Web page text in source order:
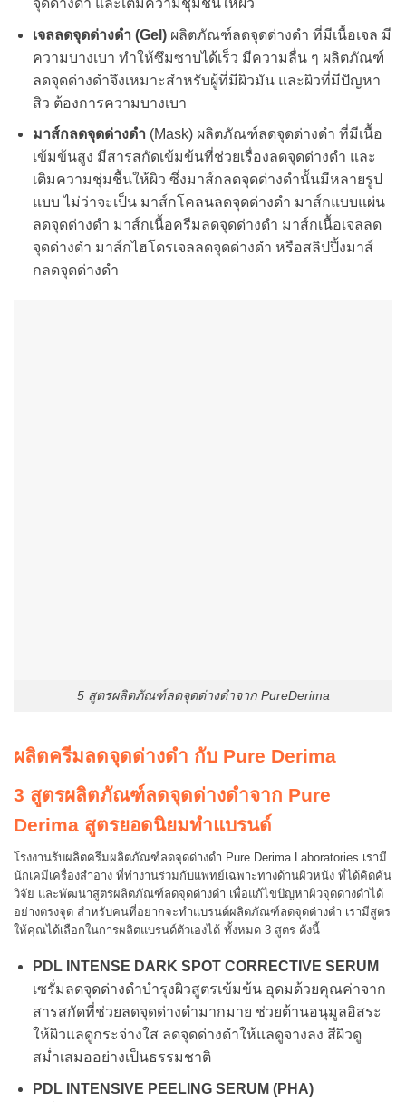
จุดด่างดำ และเติมความชุ่มชื้นให้ผิว
เจลลดจุดด่างดำ (Gel)ผลิตภัณฑ์ลดจุดด่างดำ ที่มีเนื้อเจล มี
ความบางเบา ทำให้ซึมซาบได้เร็ว มีความลื่น ๆ ผลิตภัณฑ์
ลดจุดด่างดำจึงเหมาะสำหรับผู้ที่มีผิวมัน และผิวที่มีปัญหา
สิว ต้องการความบางเบา
มาส์กลดจุดด่างดำ (Mask) ผลิตภัณฑ์ลดจุดด่างดำ ที่มีเนื้อ
เข้มข้นสูง มีสารสกัดเข้มข้นที่ช่วยเรื่องลดจุดด่างดำ และ
เติมความชุ่มชื้นให้ผิว ซึ่งมาส์กลดจุดด่างดำนั้นมีหลายรูป
แบบ ไม่ว่าจะเป็น มาส์กโคลนลดจุดด่างดำ มาส์กแบบแผ่น
ลดจุดด่างดำ มาส์กเนื้อครีมลดจุดด่างดำ มาส์กเนื้อเจลลด
จุดด่างดำ มาส์กไฮโดรเจลลดจุดด่างดำ หรือสลิปปิ้งมาส์
กลดจุดด่างดำ
5 สูตรผลิตภัณฑ์ลดจุดด่างดำจาก PureDerima
ผลิตครีมลดจุดด่างดำ กับ Pure Derima
3 สูตรผลิตภัณฑ์ลดจุดด่างดำจาก Pure
Derima สูตรยอดนิยมทำแบรนด์
โรงงานรับผลิตครีมผลิตภัณฑ์ลดจุดด่างดำ Pure Derima Laboratories เรามี
นักเคมีเครื่องสำอาง ที่ทำงานร่วมกับแพทย์เฉพาะทางด้านผิวหนัง ที่ได้คิดค้น
วิจัย และพัฒนาสูตรผลิตภัณฑ์ลดจุดด่างดำ เพื่อแก้ไขปัญหาผิวจุดด่างดำได้
อย่างตรงจุด สำหรับคนที่อยากจะทำแบรนด์ผลิตภัณฑ์ลดจุดด่างดำ เรามีสูตร
ให้คุณได้เลือกในการผลิตแบรนด์ตัวเองได้ ทั้งหมด 3 สูตร ดังนี้
PDL INTENSE DARK SPOT CORRECTIVE SERUM
เซรั่มลดจุดด่างดำบำรุงผิวสูตรเข้มข้น อุดมด้วยคุณค่าจาก
สารสกัดที่ช่วยลดจุดด่างดำมากมาย ช่วยต้านอนุมูลอิสระ
ให้ผิวแลดูกระจ่างใส ลดจุดด่างดำให้แลดูจางลง สีผิวดู
สม่ำเสมออย่างเป็นธรรมชาติ
PDL INTENSIVE PEELING SERUM (PHA)